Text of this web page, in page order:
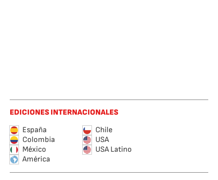
EDICIONES INTERNACIONALES
España
Chile
Colombia
USA
México
USA Latino
América